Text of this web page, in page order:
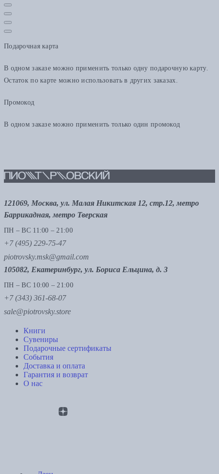
Подарочная карта
В одном заказе можно применить только одну подарочную карту.
Остаток по карте можно использовать в других заказах.
Промокод
В одном заказе можно применить только один промокод
121069, Москва, ул. Малая Никитская 12, стр.12, метро
Баррикадная, метро Тверская
ПН – ВС 11:00 – 21:00
+7 (495) 229-75-47
piotrovsky.msk@gmail.com
105082, Екатеринбург, ул. Бориса Ельцина, д. 3
ПН – ВС 10:00 – 21:00
+7 (343) 361-68-07
sale@piotrovsky.store
Книги
Сувениры
Подарочные сертификаты
События
Доставка и оплата
Гарантия и возврат
О нас